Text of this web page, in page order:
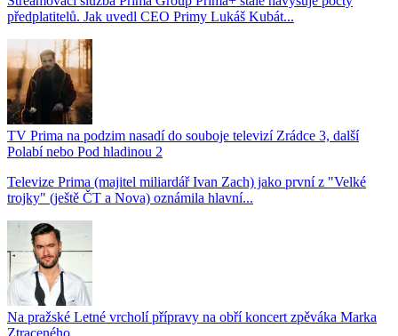
předplatitelů. Jak uvedl CEO Primy Lukáš Kubát...
TV Prima na podzim nasadí do souboje televizí Zrádce 3, další
Polabí nebo Pod hladinou 2
Televize Prima (majitel miliardář Ivan Zach) jako první z "Velké
trojky" (ještě ČT a Nova) oznámila hlavní...
Na pražské Letné vrcholí přípravy na obří koncert zpěváka Marka
Ztraceného